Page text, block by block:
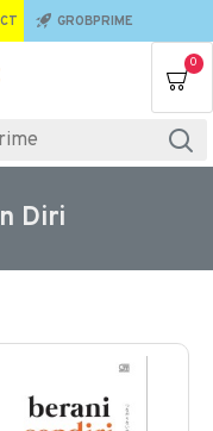
GROBPRIME
0
Diri